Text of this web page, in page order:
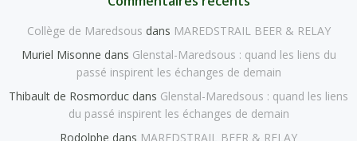
Collège de Maredsous dans MAREDSTRAIL BEER & RELAY
Muriel Misonne dans Glenstal-Maredsous : quand les liens du
passé inspirent les échanges de demain
Thibault de Rosmorduc dans Glenstal-Maredsous : quand les liens
du passé inspirent les échanges de demain
Rodolphe dans MAREDSTRAIL BEER & RELAY